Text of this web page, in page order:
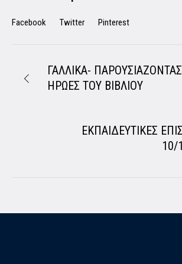
Facebook Twitter Pinterest
ΓΑΛΛΙΚΑ-
ΗΡΩΕΣ ΤΟΥ ΒΙΒΛΙΟΥ
ΕΚΠΑΙΔΕΥΤΙΚΕΣ
10/